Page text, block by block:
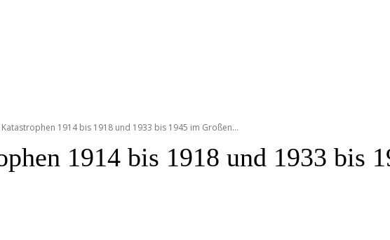
1914 bis 1918 und 1933 bis 1945 im Großen...
1914 bis 1918 und 1933 bis